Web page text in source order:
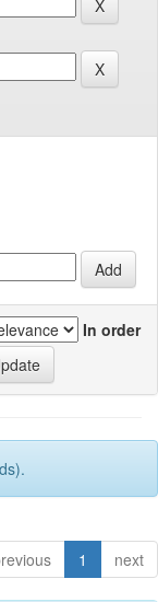
In order
1 next